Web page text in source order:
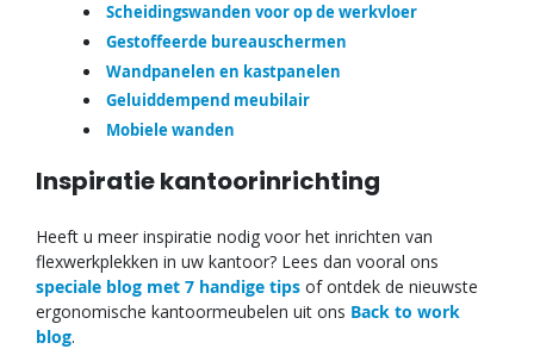
Scheidingswanden voor op de werkvloer
Gestoffeerde bureauschermen
Wandpanelen en kastpanelen
Geluiddempend meubilair
Mobiele wanden
Inspiratie kantoorinrichting
Heeft u meer inspiratie nodig voor het inrichten van
flexwerkplekken in uw kantoor? Lees dan vooral ons
speciale blog met 7 handige tips of ontdek de nieuwste
ergonomische kantoormeubelen uit ons Back to work
blog.